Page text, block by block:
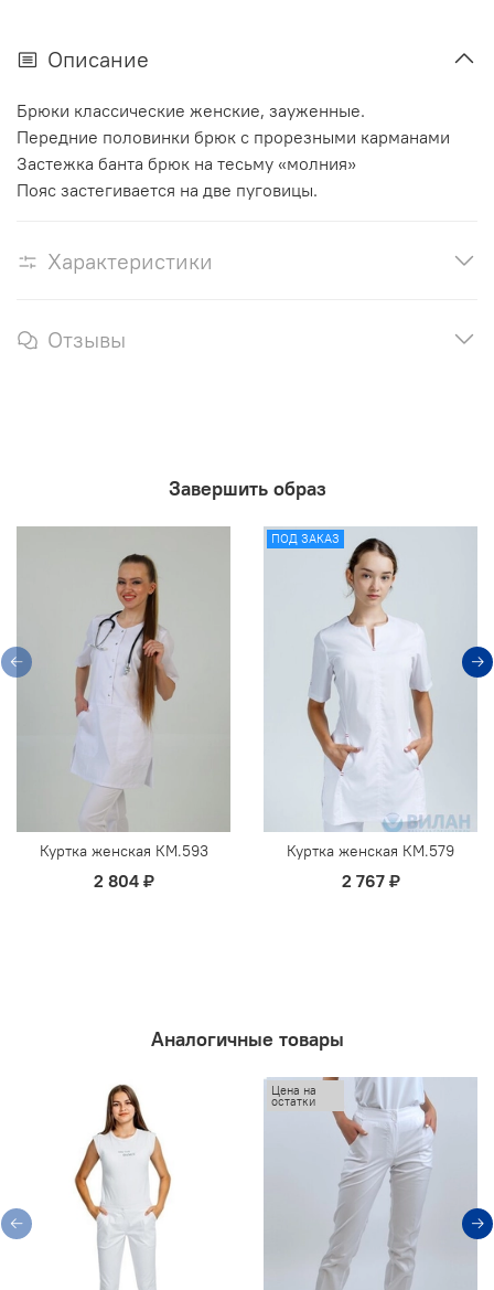
Описание
Брюки классические женские, зауженные.
Передние половинки брюк с прорезными карманами
Застежка банта брюк на тесьму «молния»
Пояс застегивается на две пуговицы.
Характеристики
Отзывы
Завершить образ
Куртка женская КМ.593
2 804 ₽
ПОД ЗАКАЗ
Куртка женская КМ.579
2 767 ₽
Аналогичные товары
Цена на
остатки